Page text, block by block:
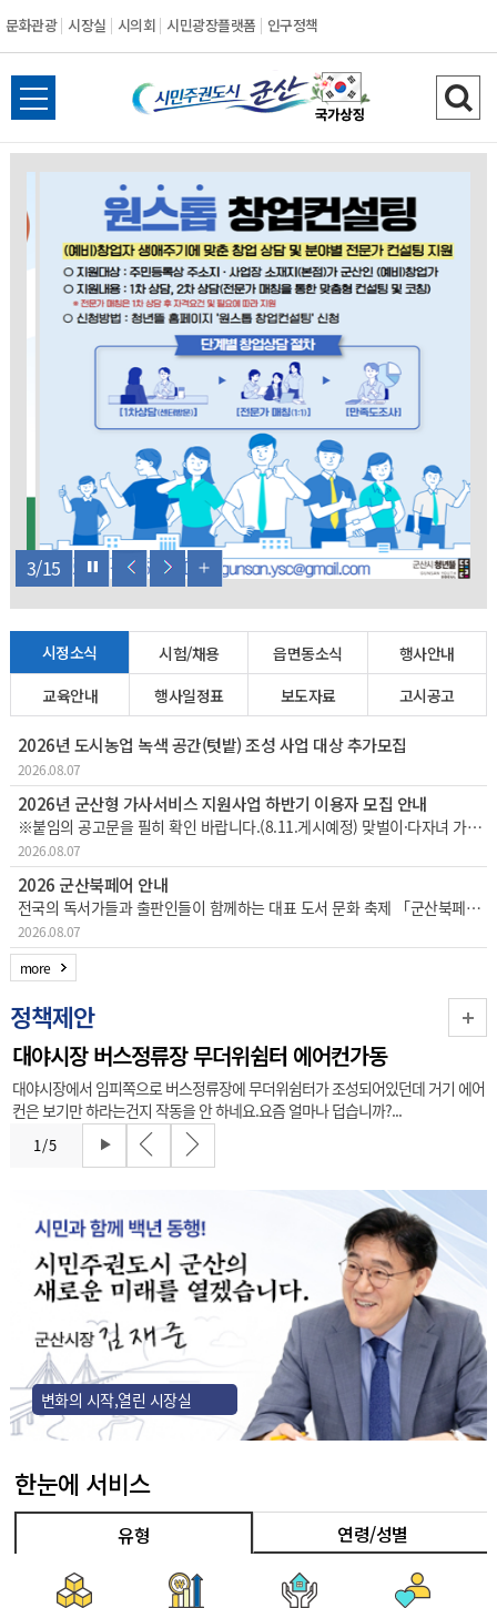
문화관광 시장실 시의회 시민광장플랫폼 인구정책
시
민
주
권
도
시
군
산
전
체
검
색
4/15
시정소식 시험/채용 읍면동소식
행사안내
교육안내
행사일정표 보도자료 고시공고
2026년 도시농업 녹색 공간(텃밭) 조성 사업 대상 추가모집
2026.08.07
2026년 군산형 가사서비스 지원사업 하반기 이용자 모집 안내
※붙임의 공고문을 필히 확인 바랍니다.(8.11.게시예정) 맞벌이·다자녀 가정 등의 가사노동 부담을 경감하고 일·생활 균형 지원을 위한 「군산형 가사서비스 지원사업」하반기 이용자를 다음과 같이 추가 모집하오니 많은 참여 바랍니다. 1
2026.08.07
2026 군산북페어 안내
전국의 독서가들과 출판인들이 함께하는 대표 도서 문화 축제 「군산북페어 2026」이한층 더 풍성해진 콘텐츠와 커진 규모로 개최되오니, 시민 및 방문객 여러분의 많은 관심과 참여 바랍니다.□ 행사 개요행사 기간: 2026. 8. 28.
2026.08.07
more
정책제안
대야시장 버스정류장 무더위쉼터 에어컨가동
대야시장에서 임피쪽으로 버스정류장에 무더위쉼터가 조성되어있던데 거기 에어
컨은 보기만 하라는건지 작동을 안 하네요.요즘 얼마나 덥습니까?...
1 /5
변화의 시작,열린 시장실
한눈에 서비스
유형 연령/성별